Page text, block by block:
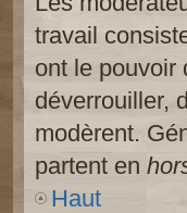
travail
ont le pouvoir
déverrouiller,
modèrent.
partent en
Haut